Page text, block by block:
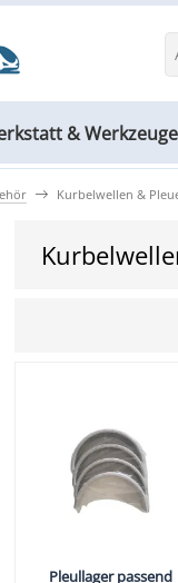
& Werkzeuge
Kurbelwellen &
Pleullager passend